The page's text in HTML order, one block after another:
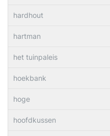
hardhout
hartman
het tuinpaleis
hoekbank
hoge
hoofdkussen